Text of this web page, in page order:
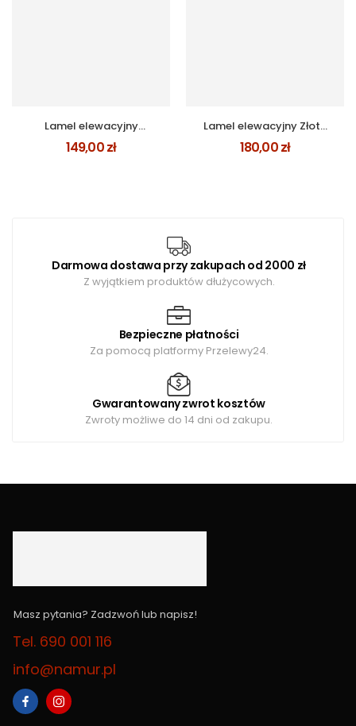
Lamel elewacyjny
MAHOŃ
149,00zł
Lamel elewacyjny Złoty
Dąb zestaw na 1m2
180,00zł
Darmowa dostawa przy zakupach od 2000 zł
Z wyjątkiem produktów dłużycowych.
Bezpieczne płatności
Za pomocą platformy Przelewy24.
Gwarantowany zwrot kosztów
Zwroty możliwe do 14 dni od zakupu.
Masz pytania? Zadzwoń lub napisz!
Tel. 690 001 116
info@namur.pl